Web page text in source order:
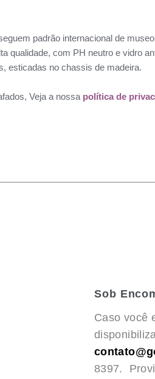
padrão internacional de
qualidade, com PH neutro e vidro
esticadas no chassis de madeira.
Veja a nossa política de
Sob
Caso você
8397.